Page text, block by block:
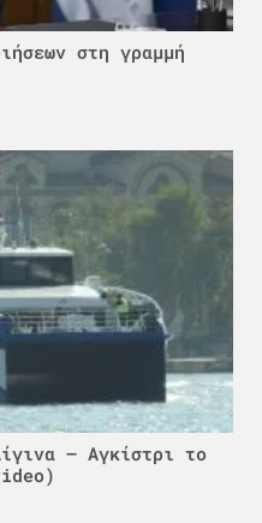
στη γραμμή
– Αγκίστρι το